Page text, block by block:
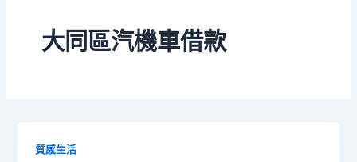
大同區汽機車借款
質感生活